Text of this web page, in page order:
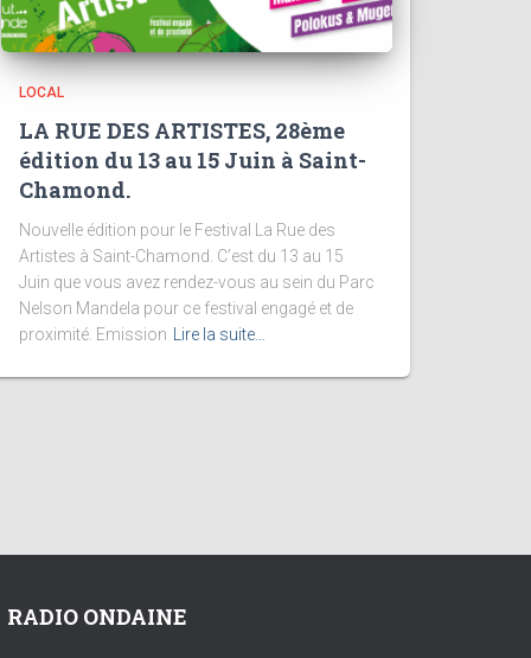
LOCAL
LA RUE DES ARTISTES, 28ème
édition du 13 au 15 Juin à Saint-
Chamond.
Nouvelle édition pour le Festival La Rue des
Artistes à Saint-Chamond. C’est du 13 au 15
Juin que vous avez rendez-vous au sein du Parc
Nelson Mandela pour ce festival engagé et de
proximité. Emission
Lire la suite…
RADIO ONDAINE